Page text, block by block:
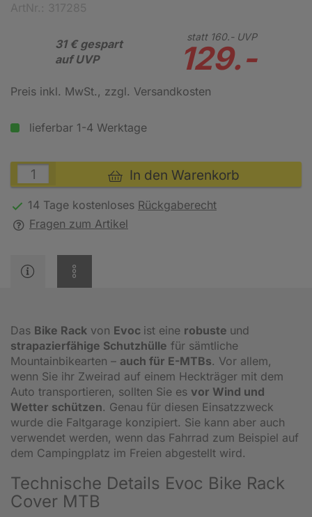
31 € gespart
auf UVP
statt 160.-UVP
129.-
Preis inkl. MwSt., zzgl. Versandkosten
lieferbar 1-4 Werktage
In den Warenkorb
14 Tage kostenloses Rückgaberecht
Fragen zum Artikel
Das Bike Rack von Evoc ist eine robuste und
strapazierfähige Schutzhülle für sämtliche
Mountainbikearten – auch für E-MTBs. Vor allem,
wenn Sie ihr Zweirad auf einem Heckträger mit dem
Auto transportieren, sollten Sie es vor Wind und
Wetter schützen. Genau für diesen Einsatzzweck
wurde die Faltgarage konzipiert. Sie kann aber auch
verwendet werden, wenn das Fahrrad zum Beispiel auf
dem Campingplatz im Freien abgestellt wird.
Technische Details Evoc Bike Rack
Cover MTB